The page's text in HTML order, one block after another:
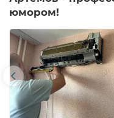
юмором!